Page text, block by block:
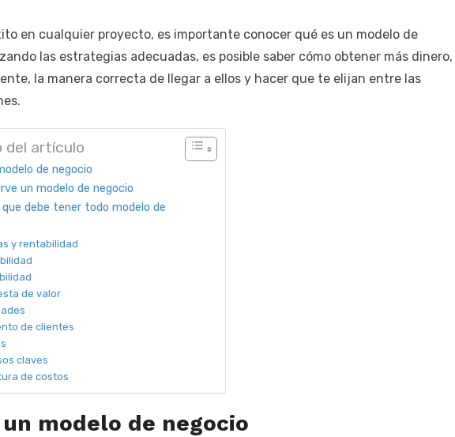
en cualquier proyecto, es importante conocer qué es un modelo de
las estrategias adecuadas, es posible saber cómo obtener más dinero,
la manera correcta de llegar a ellos y hacer que te elijan entre las
del artículo
de negocio
un modelo de negocio
debe tener todo modelo de
y rentabilidad
de valor
de clientes
claves
de costos
un modelo de negocio